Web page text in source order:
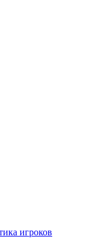
игроков